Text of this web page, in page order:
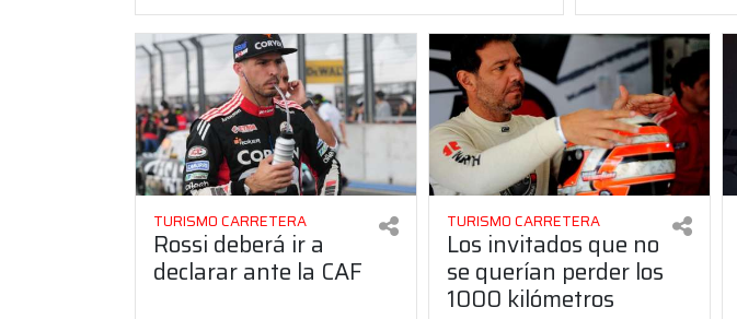
TURISMO CARRETERA
Rossi deberá ir a
declarar ante la CAF
TURISMO CARRETERA
Los invitados que no
se querían perder los
1000 kilómetros